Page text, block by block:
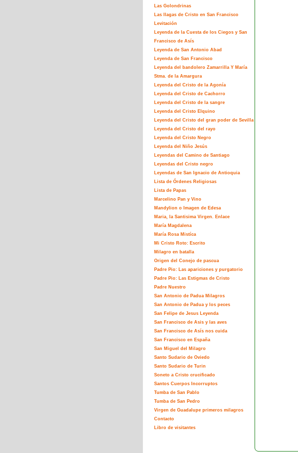
Las Golondrinas
Las llagas de Cristo en San Francisco
Levitación
Leyenda de la Cuesta de los Ciegos y San
Francisco de Asís
Leyenda de San Antonio Abad
Leyenda de San Francisco
Leyenda del bandolero Zamarrilla Y María
Stma. de la Amargura
Leyenda del Cristo de la Agonía
Leyenda del Cristo de Cachorro
Leyenda del Cristo de la sangre
Leyenda del Cristo Elquino
Leyenda del Cristo del gran poder de Sevilla
Leyenda del Cristo del rayo
Leyenda del Cristo Negro
Leyenda del Niño Jesús
Leyendas del Camino de Santiago
Leyendas del Cristo negro
Leyendas de San Ignacio de Antioquia
Lista de Órdenes Religiosas
Lista de Papas
Marcelino Pan y Vino
Mandylion o Imagen de Edesa
Maria, la Santisima Virgen. Enlace
María Magdalena
María Rosa Mistíca
Mi Cristo Roto: Escrito
Milagro en batalla
Origen del Conejo de pascua
Padre Pio: Las apariciones y purgatorio
Padre Pio: Las Estigmas de Cristo
Padre Nuestro
San Antonio de Padua Milagros
San Antonio de Padua y los peces
San Felipe de Jesus Leyenda
San Francisco de Asis y las aves
San Francisco de Asís nos cuida
San Francisco en España
San Miguel del Milagro
Santo Sudario de Oviedo
Santo Sudario de Turin
Soneto a Cristo crucificado
Santos Cuerpos Incorruptos
Tumba de San Pablo
Tumba de San Pedro
Virgen de Guadalupe primeros milagros
Contacto
Libro de visitantes